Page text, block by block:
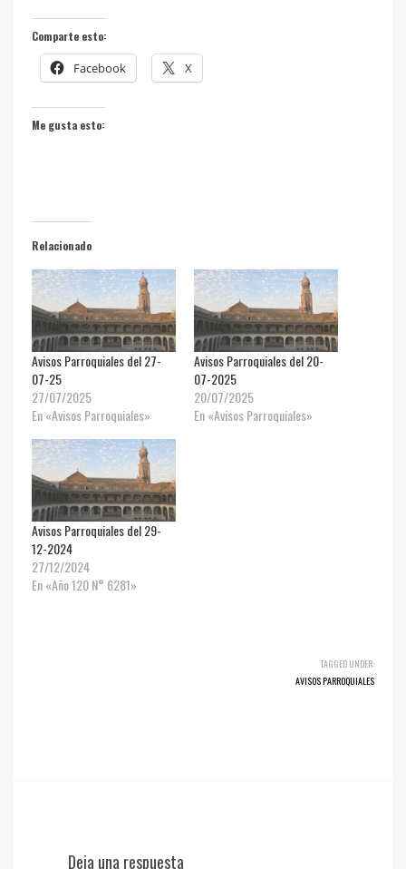
Comparte esto:
Facebook X
Me gusta esto:
Relacionado
Avisos Parroquiales del 27-
07-25
27/07/2025
En «Avisos Parroquiales»
Avisos Parroquiales del 20-
07-2025
20/07/2025
En «Avisos Parroquiales»
Avisos Parroquiales del 29-
12-2024
27/12/2024
En «Año 120 N° 6281»
TAGGED UNDER:
AVISOS PARROQUIALES
Deja una respuesta